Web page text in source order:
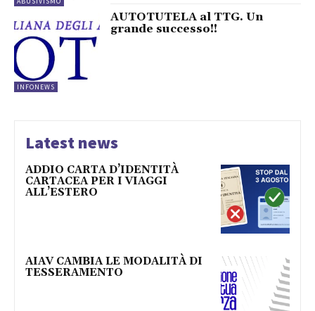
INFONEWS
AUTOTUTELA al TTG. Un
grande successo!!
Latest news
ADDIO CARTA D’IDENTITÀ
CARTACEA PER I VIAGGI
ALL’ESTERO
AIAV CAMBIA LE MODALITÀ DI
TESSERAMENTO